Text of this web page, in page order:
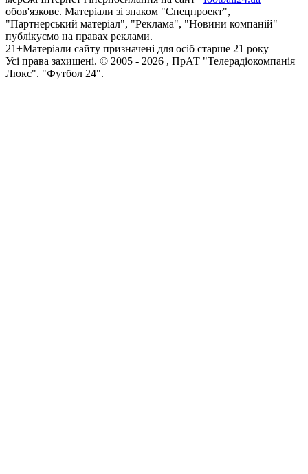
обов'язкове. Матеріали зі знаком "Спецпроект",
"Партнерський матеріал", "Реклама", "Новини компаній"
публікуємо на правах реклами.
21+Матеріали сайту призначені для осіб старше 21 року
Усi права захищенi. © 2005 - 2026 , ПрАТ "Телерадіокомпанія
Люкс". "Футбол 24".